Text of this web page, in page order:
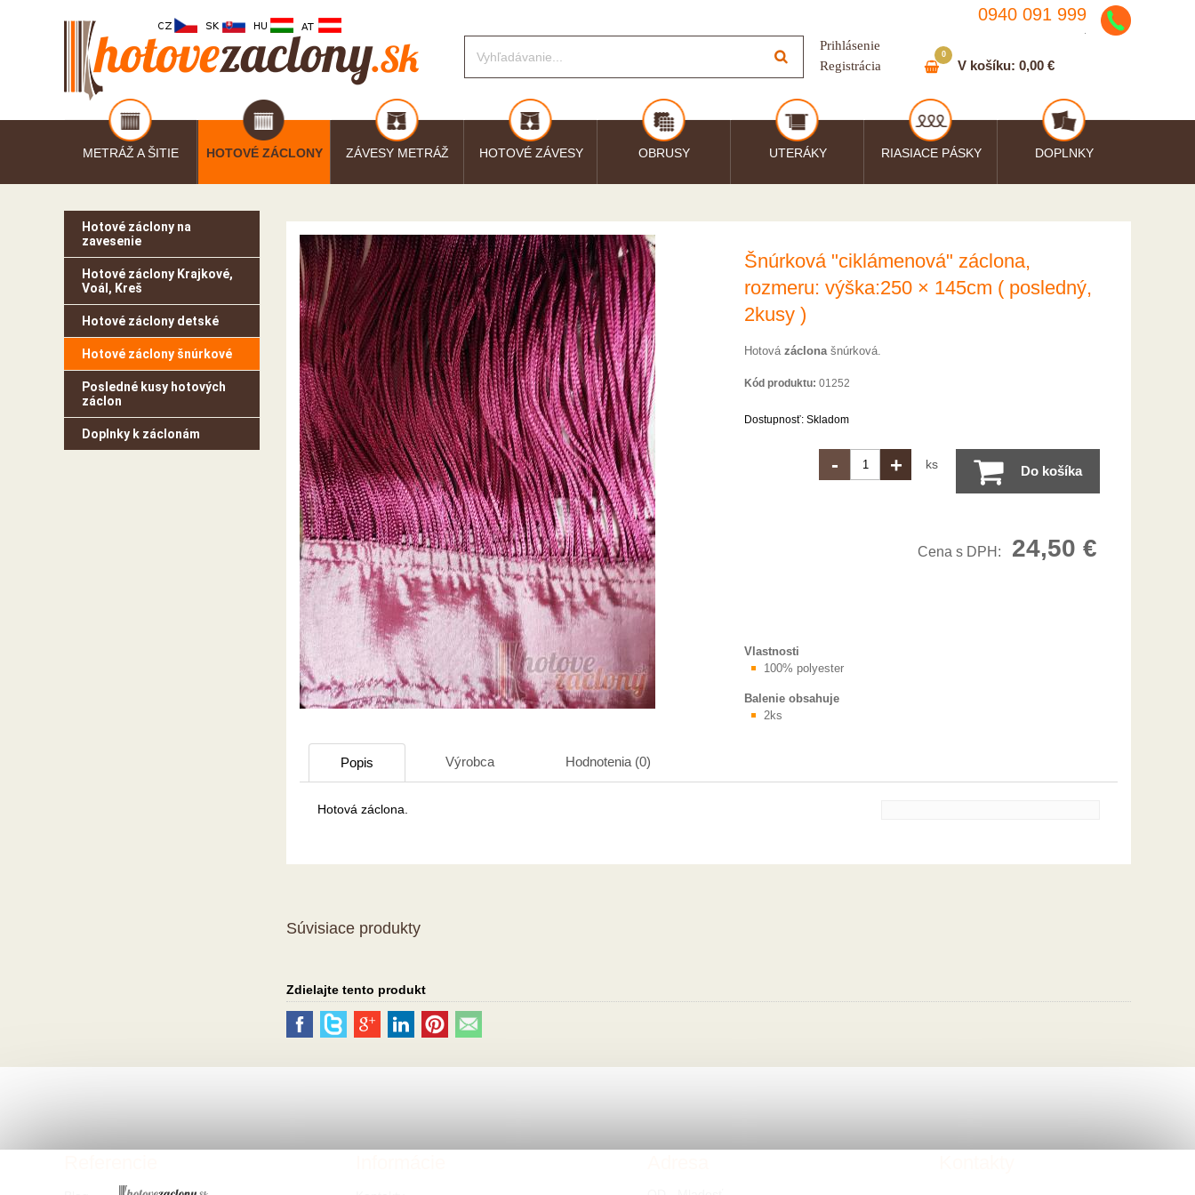
0940 091 999
Prihlásenie
Registrácia
V košíku: 0,00 €
0
METRÁŽ A ŠITIE HOTOVÉ ZÁCLONY ZÁVESY METRÁŽ HOTOVÉ ZÁVESY OBRUSY UTERÁKY RIASIACE PÁSKY DOPLNKY
Hotové záclony na
zavesenie
Hotové záclony Krajkové,
Voál, Kreš
Hotové záclony detské
Hotové záclony šnúrkové
Posledné kusy hotových
záclon
Doplnky k záclonám
Šnúrková "ciklámenová" záclona,
rozmeru: výška:250 × 145cm ( posledný,
2kusy )
Hotová záclonašnúrková.
Kód produktu: 01252
Dostupnosť: Skladom
- + ks Do košíka
Cena s DPH: 24,50 €
Vlastnosti
100% polyester
Balenie obsahuje
2ks
Popis Výrobca Hodnotenia (0)
Hotová záclona.
Súvisiace produkty
Zdielajte tento produkt